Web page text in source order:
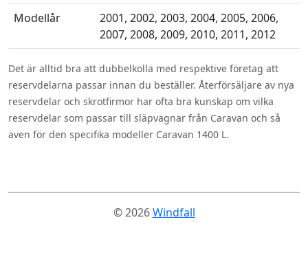
Modellår
2001, 2002, 2003, 2004, 2005, 2006,
2007, 2008, 2009, 2010, 2011, 2012
Det är alltid bra att dubbelkolla med respektive företag att
reservdelarna passar innan du beställer. Återförsäljare av nya
reservdelar och skrotfirmor har ofta bra kunskap om vilka
reservdelar som passar till släpvagnar från Caravan och så
även för den specifika modeller Caravan 1400 L.
© 2026Windfall